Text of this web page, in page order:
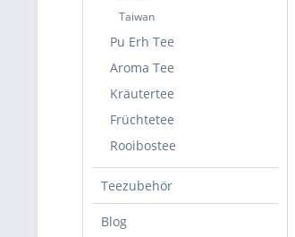
Taiwan
Pu Erh Tee
Aroma Tee
Kräutertee
Früchtetee
Rooibostee
Teezubehör
Blog